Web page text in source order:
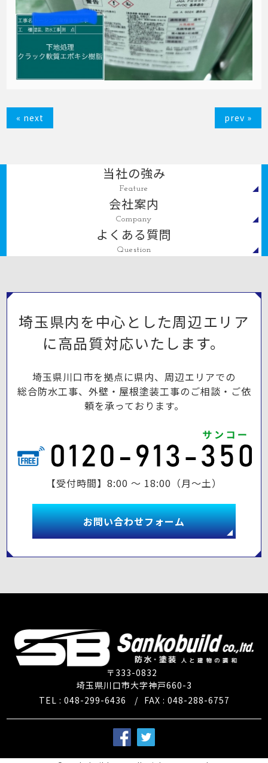
« next prev »
当社の強み
Feature
会社案内
Company
よくある質問
Question
埼玉県内を中心とした周辺エリア
に高品質対応いたします。
埼玉県川口市を拠点に県内、周辺エリアでの
総合防水工事、外壁・屋根塗装工事のご相談・ご依
頼を承っております。
【受付時間】8:00 ～ 18:00（月～土）
お問い合わせフォーム
〒333-0832
埼玉県川口市大字神戸660-3
TEL : 048-299-6436
/ FAX : 048-288-6757